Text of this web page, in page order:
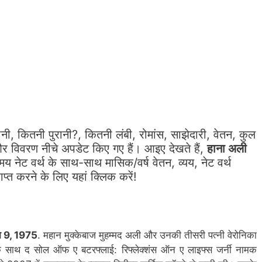
कितनी पुरानी?, कितनी लंबी, रोमांस, साझेदारी, वेतन, कुल
विवरण नीचे अपडेट किए गए हैं। आइए देखते हैं,हाना अली
वर्थ के साथ-साथ मासिक/वर्ष वेतन, व्यय, नेट वर्थ
करने के लिए यहां क्लिक करें!
9, 1975. महान मुक्केबाज मुहम्मद अली और उनकी तीसरी पत्नी वेरोनिका
साथ द सोल ऑफ ए बटरफ्लाई: रिफ्लेक्शंस ऑन ए लाइफ्स जर्नी नामक